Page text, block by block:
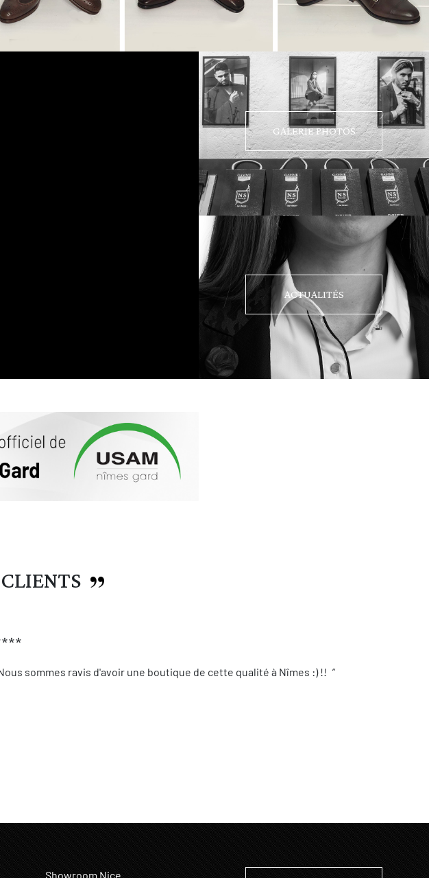
GALERIE PHOTOS
ACTUALITÉS
sommes ravis d'avoir une boutique de cette qualité à Nîmes :) !!
Showroom Nice